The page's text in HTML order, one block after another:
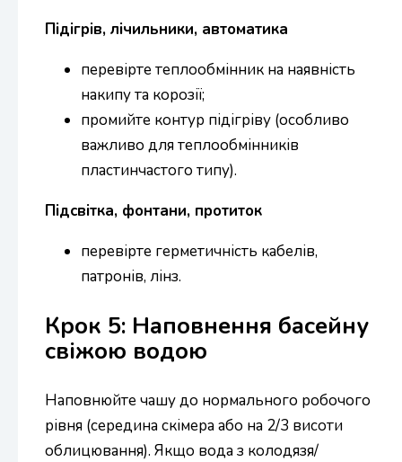
Підігрів, лічильники, автоматика
перевірте теплообмінник на наявність
накипу та корозії;
промийте контур підігріву (особливо
важливо для теплообмінників
пластинчастого типу).
Підсвітка, фонтани, протиток
перевірте герметичність кабелів,
патронів, лінз.
Крок 5: Наповнення басейну
свіжою водою
Наповнюйте чашу до нормального робочого
рівня (середина скімера або на 2/3 висоти
облицювання). Якщо вода з колодязя/